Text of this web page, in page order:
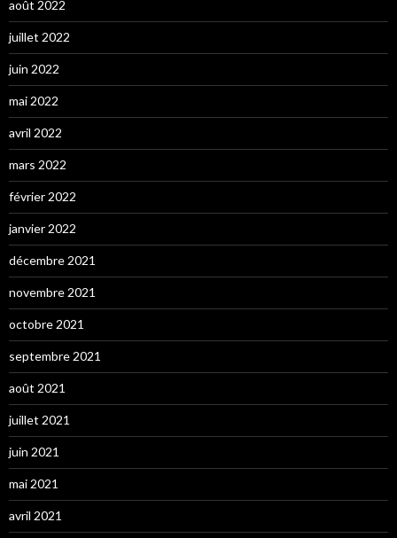
août 2022
juillet 2022
juin 2022
mai 2022
avril 2022
mars 2022
février 2022
janvier 2022
décembre 2021
novembre 2021
octobre 2021
septembre 2021
août 2021
juillet 2021
juin 2021
mai 2021
avril 2021